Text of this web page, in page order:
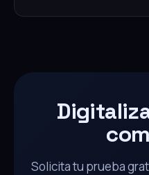
Solicita tu prueba